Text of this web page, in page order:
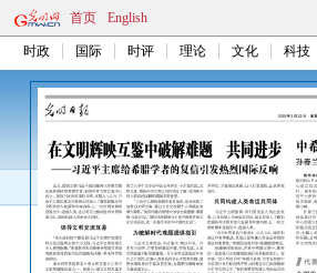
首页 English
时政 国际 时评 理论 文化 科技